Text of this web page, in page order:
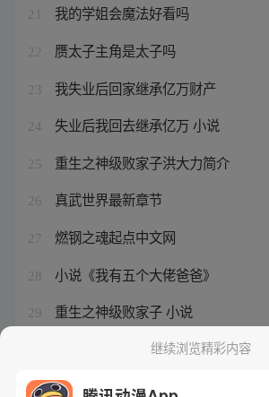
21 我的学姐会魔法好看吗
22 赝太子主角是太子吗
23 我失业后回家继承亿万财产
24 失业后我回去继承亿万 小说
25 重生之神级败家子洪大力简介
26 真武世界最新章节
27 燃钢之魂起点中文网
28 小说《我有五个大佬爸爸》
29 重生之神级败家子 小说
《我的学姐会魔法》继续浏览精彩内容